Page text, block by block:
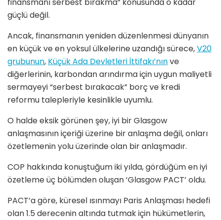
güçlü değil.
Ancak, finansmanın yeniden düzenlenmesi dünyanın
en küçük ve en yoksul ülkelerine uzandığı sürece,V20
grubunun, Küçük Ada Devletleri İttifakı’nınve
diğerlerinin, karbondan arındırma için uygun maliyetli
sermayeyi “serbest bırakacak” borç ve kredi
reformu talepleriyle kesinlikle uyumlu.
O halde eksik görünen şey, iyi bir Glasgow
anlaşmasının içeriği üzerine bir anlaşma değil, onları
özetlemenin yolu üzerinde olan bir anlaşmadır.
COP hakkında konuştuğum iki yılda, gördüğüm en iyi
özetleme üç bölümden oluşan ‘Glasgow PACT’ oldu.
PACT’a göre, küresel ısınmayı Paris Anlaşması hedefi
olan 1.5 derecenin altında tutmak için hükümetlerin,